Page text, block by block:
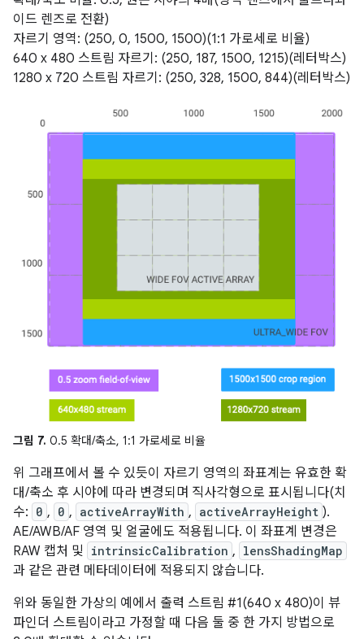
이드 렌즈로 전환)
자르기 영역: (250, 0, 1500, 1500)(1:1 가로세로 비율)
640 x 480 스트림 자르기: (250, 187, 1500, 1215)(레터박스)
1280 x 720 스트림 자르기: (250, 328, 1500, 844)(레터박스)
그림 7. 0.5 확대/축소, 1:1 가로세로 비율
위 그래프에서 볼 수 있듯이 자르기 영역의 좌표계는 유효한 확
대/축소 후 시야에 따라 변경되며 직사각형으로 표시됩니다(치
수: 0 , 0 , activeArrayWith , activeArrayHeight ).
AE/AWB/AF 영역 및 얼굴에도 적용됩니다. 이 좌표계 변경은
RAW 캡처 및
intrinsicCalibration , lensShadingMap
과 같은 관련 메타데이터에 적용되지 않습니다.
위와 동일한 가상의 예에서 출력 스트림 #1(640 x 480)이 뷰
파인더 스트림이라고 가정할 때 다음 둘 중 한 가지 방법으로